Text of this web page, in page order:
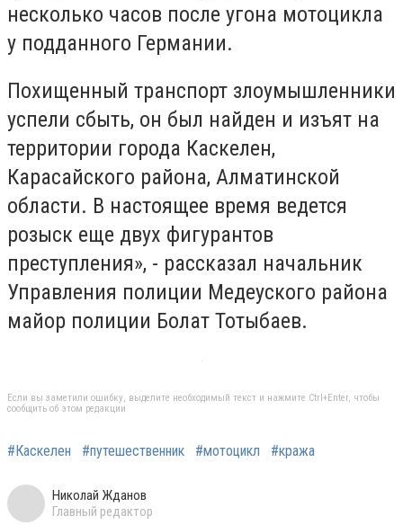
несколько часов после угона мотоцикла
у подданного Германии.
Похищенный транспорт злоумышленники
успели сбыть, он был найден и изъят на
территории города Каскелен,
Карасайского района, Алматинской
области. В настоящее время ведется
розыск еще двух фигурантов
преступления», - рассказал начальник
Управления полиции Медеуского района
майор полиции Болат Тотыбаев.
Если вы заметили ошибку, выделите необходимый текст и нажмите Ctrl+Enter, чтобы
сообщить об этом редакции
#Каскелен #путешественник #мотоцикл #кража
Николай Жданов
Главный редактор